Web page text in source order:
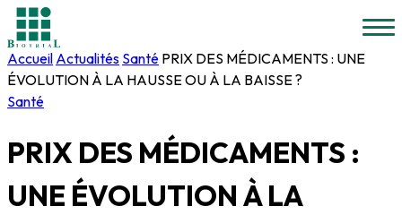
Accueil Actualités Santé PRIX DES MÉDICAMENTS : UNE
ÉVOLUTION À LA HAUSSE OU À LA BAISSE ?
Santé
PRIX DES MÉDICAMENTS :
UNE ÉVOLUTION À LA